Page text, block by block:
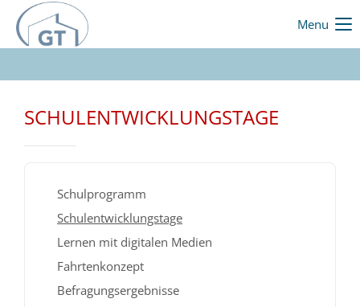
Menu
SCHULENTWICKLUNGSTAGE
Schulprogramm
Schulentwicklungstage
Lernen mit digitalen Medien
Fahrtenkonzept
Befragungsergebnisse